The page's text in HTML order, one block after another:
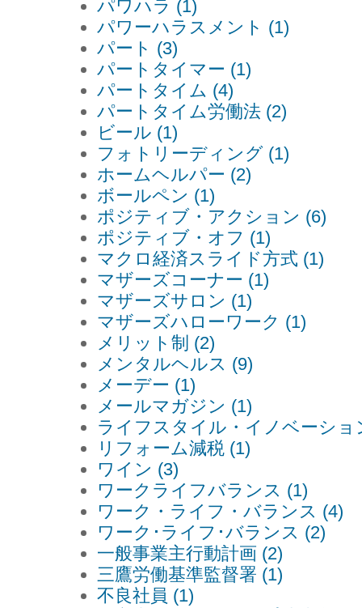
パワハラ (1)
パワーハラスメント (1)
パート (3)
パートタイマー (1)
パートタイム (4)
パートタイム労働法 (2)
ビール (1)
フォトリーディング (1)
ホームヘルパー (2)
ボールペン (1)
ポジティブ・アクション (6)
ポジティブ・オフ (1)
マクロ経済スライド方式 (1)
マザーズコーナー (1)
マザーズサロン (1)
マザーズハローワーク (1)
メリット制 (2)
メンタルヘルス (9)
メーデー (1)
メールマガジン (1)
ライフスタイル・イノベーショ
リフォーム減税 (1)
ワイン (3)
ワークライフバランス (1)
ワーク・ライフ・バランス (4)
ワーク･ライフ･バランス (2)
一般事業主行動計画 (2)
三鷹労働基準監督署 (1)
不良社員 (1)